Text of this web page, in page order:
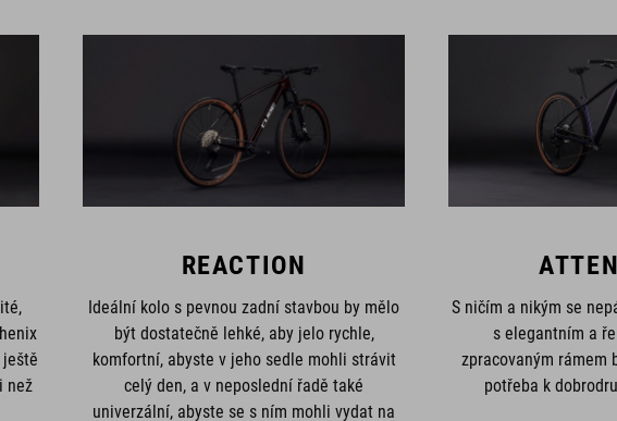
ještě
než
REACTION
být dostatečně lehké, aby jelo rychle,
komfortní, abyste v jeho sedle mohli strávit
celý den, a v neposlední řadě také
univerzální, abyste se s ním mohli vydat na
s elegantním a
zpracovaným rámem
potřeba k